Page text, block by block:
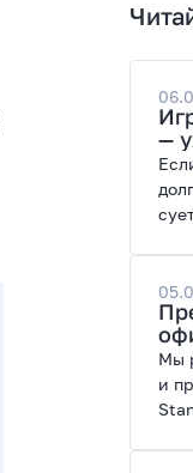
—
Мы
и